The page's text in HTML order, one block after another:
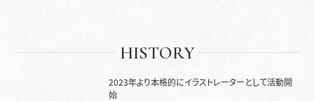
HISTORY
2023年より本格的にイラストレーターとして活動開
始